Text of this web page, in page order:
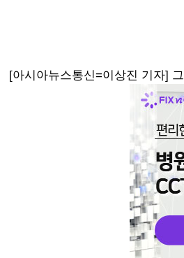
[아시아뉴스통신=이상진 기자]